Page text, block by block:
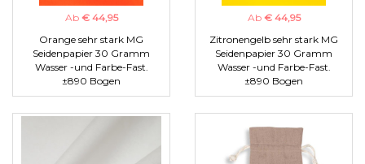
Ab € 44,95
Orange sehr stark MG
Seidenpapier 30 Gramm
Wasser -und Farbe-Fast.
±890 Bogen
Ab € 44,95
Zitronengelb sehr stark MG
Seidenpapier 30 Gramm
Wasser -und Farbe-Fast.
±890 Bogen